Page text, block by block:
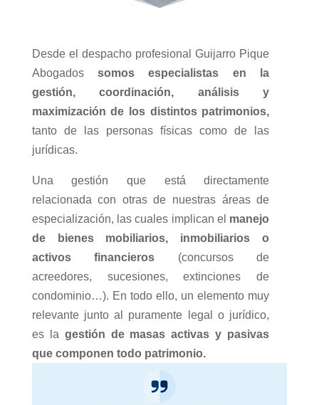
Desde el despacho profesional Guijarro Pique
Abogadossomos especialistas en la
gestión, coordinación, análisis y
maximización de los distintos patrimonios,
tanto de las personas físicas como de las
jurídicas.
Una gestión que está directamente
relacionada con otras de nuestras áreas de
especialización, las cuales implican el manejo
de bienes mobiliarios, inmobiliarios o
activos financieros (concursos de
acreedores, sucesiones, extinciones de
condominio…). En todo ello, un elemento muy
relevante junto al puramente legal o jurídico,
es la gestión de masas activas y pasivas
que componen todo patrimonio.